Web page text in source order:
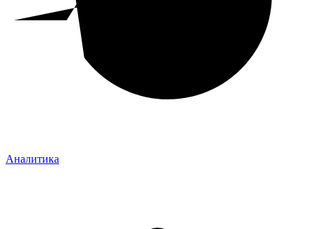
Аналитика